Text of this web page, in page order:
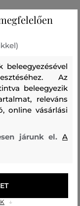
Termék kódja
Az
beleegyezik
releváns
online vásárlási
járunk el.A